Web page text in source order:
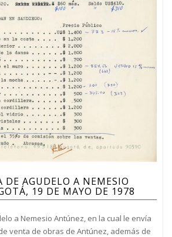
DE AGUDELO A NEMESIO
19 DE MAYO DE 1978
a Nemesio Antúnez, en la cual le envía
venta de obras de Antúnez, además de